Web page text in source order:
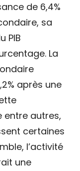
de 6,4%
sa
PIB
La
après une
entre autres,
certaines
l’activité
une